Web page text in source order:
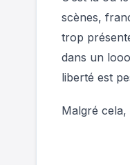
scènes,
trop
dans un
liberté est
Malgré cela,